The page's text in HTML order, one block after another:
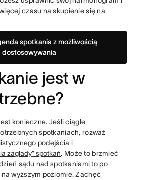
czasu na skupienie się na
spotkania z możliwością
dostosowywania
jest w
konieczne. Jeśli ciągle
spotkaniach, rozważ
podejścia i
zagłady” spotkań. Może to brzmieć
sądu nad spotkaniami to po
wyższym poziomie. Zachęć